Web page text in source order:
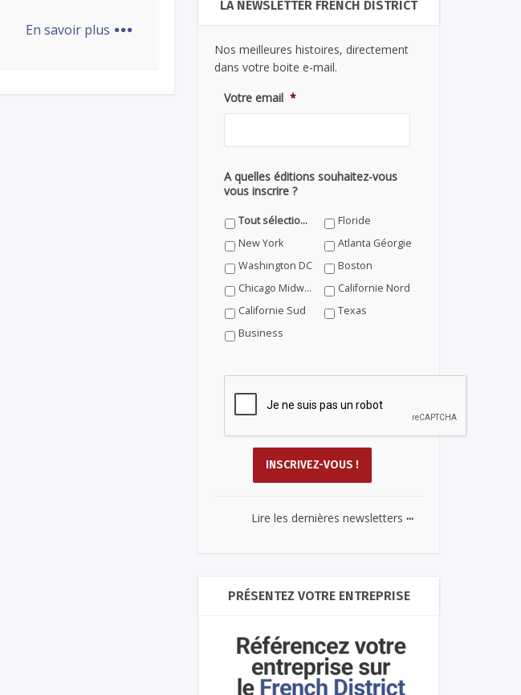
En savoir plus ... LA NEWSLETTER FRENCH DISTRICT
Nos meilleures histoires, directement
dans votre boite e-mail.
Votre email *
A quelles éditions souhaitez-vous
vous inscrire ?
Tout sélectionner
Floride
New York
Atlanta Géorgie
Washington DC
Boston
Chicago Midwest
Californie Nord
Californie Sud
Texas
Business
Lire les dernières newsletters ...
PRÉSENTEZ VOTRE ENTREPRISE